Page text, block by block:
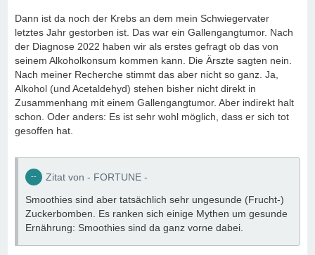
Dann ist da noch der Krebs an dem mein Schwiegervater
letztes Jahr gestorben ist. Das war ein Gallengangtumor. Nach
der Diagnose 2022 haben wir als erstes gefragt ob das von
seinem Alkoholkonsum kommen kann. Die Ärszte sagten nein.
Nach meiner Recherche stimmt das aber nicht so ganz. Ja,
Alkohol (und Acetaldehyd) stehen bisher nicht direkt in
Zusammenhang mit einem Gallengangtumor. Aber indirekt halt
schon. Oder anders: Es ist sehr wohl möglich, dass er sich tot
gesoffen hat.
Zitat von - FORTUNE -
Smoothies sind aber tatsächlich sehr ungesunde (Frucht-)
Zuckerbomben. Es ranken sich einige Mythen um gesunde
Ernährung: Smoothies sind da ganz vorne dabei.